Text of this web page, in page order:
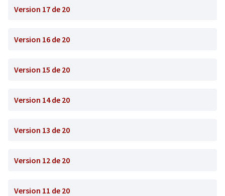
Version 17 de 20
Version 16 de 20
Version 15 de 20
Version 14 de 20
Version 13 de 20
Version 12 de 20
Version 11 de 20